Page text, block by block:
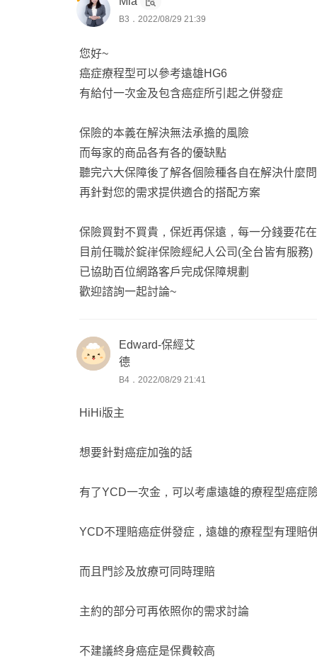
B3．2022/08/29 21:39
您好~
癌症療程型可以參考遠雄HG6
有給付一次金及包含癌症所引起之併發症
保險的本義在解決無法承擔的風險
​​​​​​​而每家的商品各有各的優缺點
聽完六大保障後了解各個險種各自在解決什麼
再針對您的需求提供適合的搭配方案
保險買對不買貴，保近再保遠，每一分錢要花
目前任職於錠嵂保險經紀人公司(全台皆有服務)
已協助百位網路客戶完成保障規劃
歡迎諮詢一起討論~
Edward-保經艾
德
B4．2022/08/29 21:41
HiHi版主
想要針對癌症加強的話
有了YCD一次金，可以考慮遠雄的療程型癌症
YCD不理賠癌症併發症，遠雄的療程型有理賠
而且門診及放療可同時理賠
主約的部分可再依照你的需求討論
不建議終身癌症是保費較高